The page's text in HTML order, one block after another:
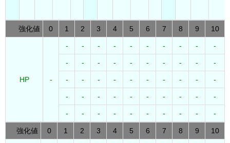
強化値 0 1 2 3 4 5 6 7 8 9 10
HP -
- - - - - - - - - -
- - - - - - - - - -
- - - - - - - - - -
- - - - - - - - - -
- - - - - - - - - -
強化値 0 1 2 3 4 5 6 7 8 9 10